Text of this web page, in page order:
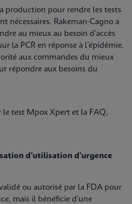
production pour rendre les tests
nécessaires. Rakeman-Cagno a
au mieux au besoin d’accès
la PCR en réponse à l’épidémie,
aux commandes du mieux
répondre aux besoins du
le test Mpox Xpert et la FAQ,
d’utilisation d’urgence
ou autorisé par la FDA pour
mais il bénéficie d’une